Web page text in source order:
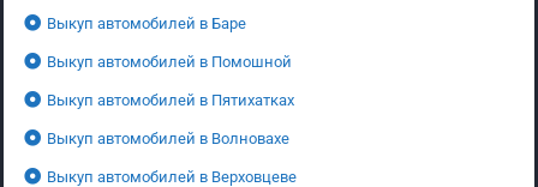
Выкуп автомобилей в Баре
Выкуп автомобилей в Помошной
Выкуп автомобилей в Пятихатках
Выкуп автомобилей в Волновахе
Выкуп автомобилей в Верховцеве